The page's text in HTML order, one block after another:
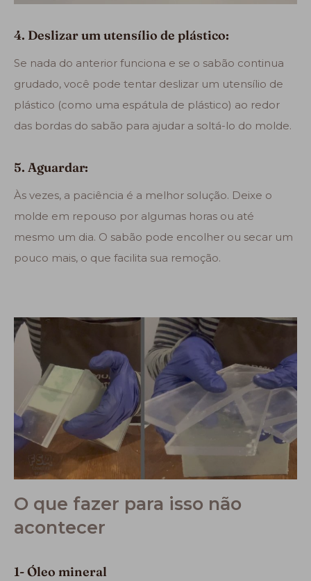
4. Deslizar um utensílio de plástico:
Se nada do anterior funciona e se o sabão continua
grudado, você pode tentar deslizar um utensílio de
plástico (como uma espátula de plástico) ao redor
das bordas do sabão para ajudar a soltá-lo do molde.
5. Aguardar:
Às vezes, a paciência é a melhor solução. Deixe o
molde em repouso por algumas horas ou até
mesmo um dia. O sabão pode encolher ou secar um
pouco mais, o que facilita sua remoção.
O que fazer para isso não
acontecer
1- Óleo mineral